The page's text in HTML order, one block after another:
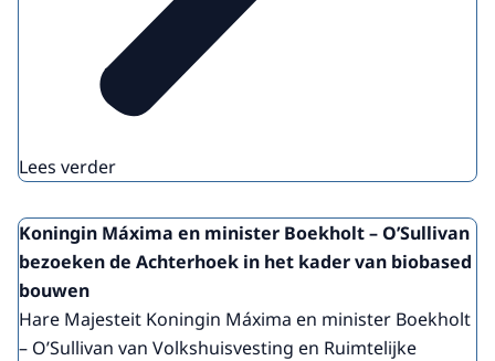
Lees verder
Koningin Máxima en minister Boekholt – O’Sullivan
bezoeken de Achterhoek in het kader van biobased
bouwen
Hare Majesteit Koningin Máxima en minister Boekholt
– O’Sullivan van Volkshuisvesting en Ruimtelijke